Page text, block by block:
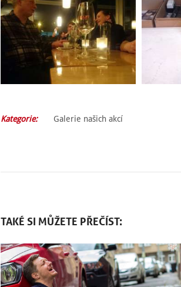
Kategorie: Galerie našich akcí
TAKÉ SI MŮŽETE PŘEČÍST: